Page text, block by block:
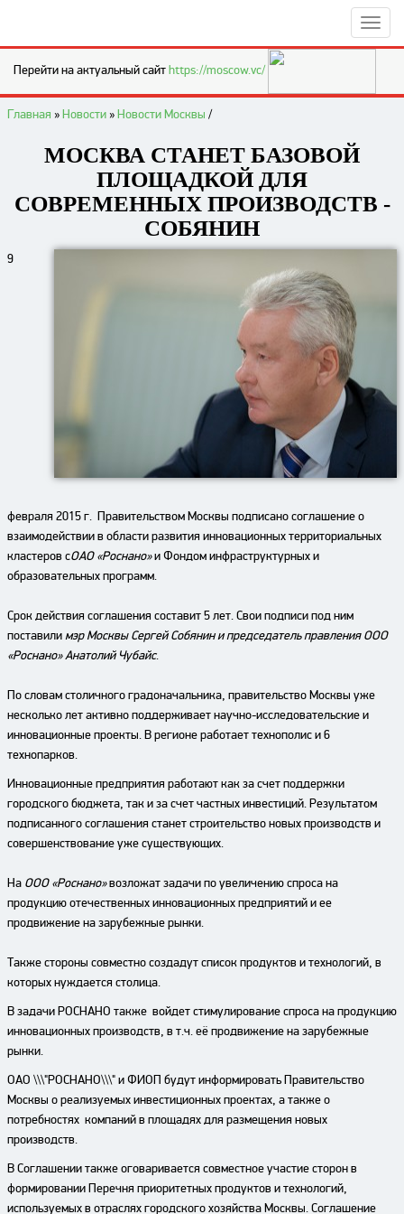
Перейти на актуальный сайтhttps://moscow.vc/
Главная »Новости»Новости Москвы /
МОСКВА СТАНЕТ БАЗОВОЙ
ПЛОЩАДКОЙ ДЛЯ
СОВРЕМЕННЫХ ПРОИЗВОДСТВ -
СОБЯНИН
9
февраля 2015 г. Правительством Москвы подписано соглашение о
взаимодействии в области развития инновационных территориальных
кластеров сОАО «Роснано»и Фондом инфраструктурных и
образовательных программ.
Срок действия соглашения составит 5 лет. Свои подписи под ним
поставилимэр Москвы Сергей Собянин и председатель правления ООО
«Роснано» Анатолий Чубайс.
По словам столичного градоначальника, правительство Москвы уже
несколько лет активно поддерживает научно-исследовательские и
инновационные проекты. В регионе работает технополис и 6
технопарков.
Инновационные предприятия работают как за счет поддержки
городского бюджета, так и за счет частных инвестиций. Результатом
подписанного соглашения станет строительство новых производств и
совершенствование уже существующих.
На ООО «Роснано»возложат задачи по увеличению спроса на
продукцию отечественных инновационных предприятий и ее
продвижение на зарубежные рынки.
Также стороны совместно создадут список продуктов и технологий, в
которых нуждается столица.
В задачи РОСНАНО также войдет стимулирование спроса на продукцию
инновационных производств, в т.ч. её продвижение на зарубежные
рынки.
ОАО \\\"РОСНАНО\\\" и ФИОП будут информировать Правительство
Москвы о реализуемых инвестиционных проектах, а также о
потребностях компаний в площадях для размещения новых
производств.
В Соглашении также оговаривается совместное участие сторон в
формировании Перечня приоритетных продуктов и технологий,
используемых в отраслях городского хозяйства Москвы. Соглашение